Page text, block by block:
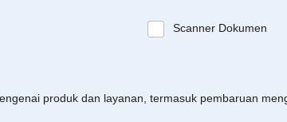
Scanner Dokumen
produk dan layanan, termasuk pembaruan